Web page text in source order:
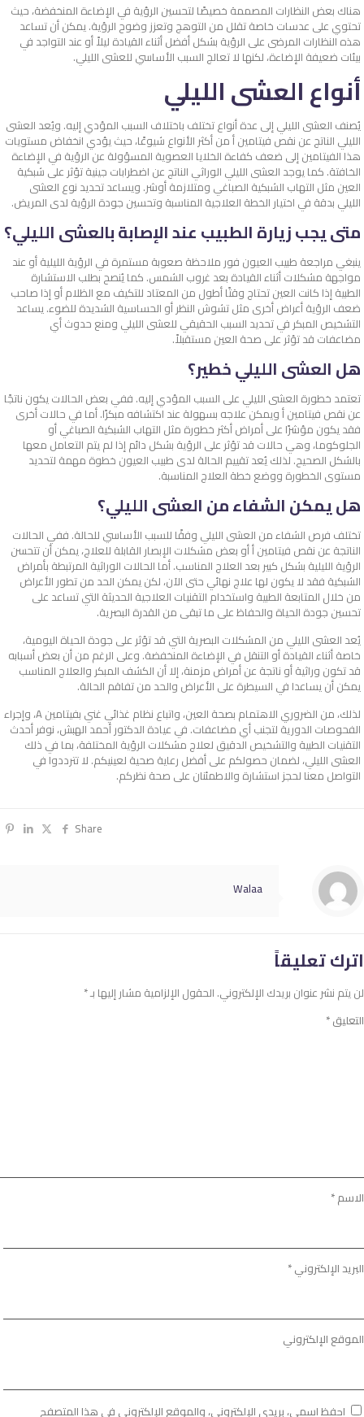
هناك بعض النظارات المصممة خصيصًا لتحسين الرؤية في الإضاءة المنخفضة، حيث
تحتوي على عدسات خاصة تقلل من التوهج وتعزز وضوح الرؤية. يمكن أن تساعد
هذه النظارات المرضى على الرؤية بشكل أفضل أثناء القيادة ليلاً أو عند التواجد في
بيئات ضعيفة الإضاءة، لكنها لا تعالج السبب الأساسي للعشى الليلي.
أنواع العشى الليلي
يُصنف العشى الليلي إلى عدة أنواع تختلف باختلاف السبب المؤدي إليه. ويُعد العشى
الليلي الناتج عن نقص فيتامين أ من أكثر الأنواع شيوعًا، حيث يؤدي انخفاض مستويات
هذا الفيتامين إلى ضعف كفاءة الخلايا العصوية المسؤولة عن الرؤية في الإضاءة
الخافتة. كما يوجد العشى الليلي الوراثي الناتج عن اضطرابات جينية تؤثر على شبكية
العين مثل التهاب الشبكية الصباغي ومتلازمة أوشر. ويساعد تحديد نوع العشى
الليلي بدقة في اختيار الخطة العلاجية المناسبة وتحسين جودة الرؤية لدى المريض.
متى يجب زيارة الطبيب عند الإصابة بالعشى الليلي؟
ينبغي مراجعة طبيب العيون فور ملاحظة صعوبة مستمرة في الرؤية الليلية أو عند
مواجهة مشكلات أثناء القيادة بعد غروب الشمس. كما يُنصح بطلب الاستشارة
الطبية إذا كانت العين تحتاج وقتًا أطول من المعتاد للتكيف مع الظلام أو إذا صاحب
ضعف الرؤية أعراض أخرى مثل تشوش النظر أو الحساسية الشديدة للضوء. يساعد
التشخيص المبكر في تحديد السبب الحقيقي للعشى الليلي ومنع حدوث أي
مضاعفات قد تؤثر على صحة العين مستقبلاً.
هل العشى الليلي خطير؟
تعتمد خطورة العشى الليلي على السبب المؤدي إليه. ففي بعض الحالات يكون ناتجًا
عن نقص فيتامين أ ويمكن علاجه بسهولة عند اكتشافه مبكرًا. أما في حالات أخرى
فقد يكون مؤشرًا على أمراض أكثر خطورة مثل التهاب الشبكية الصباغي أو
الجلوكوما، وهي حالات قد تؤثر على الرؤية بشكل دائم إذا لم يتم التعامل معها
بالشكل الصحيح. لذلك يُعد تقييم الحالة لدى طبيب العيون خطوة مهمة لتحديد
مستوى الخطورة ووضع خطة العلاج المناسبة.
هل يمكن الشفاء من العشى الليلي؟
تختلف فرص الشفاء من العشى الليلي وفقًا للسبب الأساسي للحالة. ففي الحالات
الناتجة عن نقص فيتامين أ أو بعض مشكلات الإبصار القابلة للعلاج، يمكن أن تتحسن
الرؤية الليلية بشكل كبير بعد العلاج المناسب. أما الحالات الوراثية المرتبطة بأمراض
الشبكية فقد لا يكون لها علاج نهائي حتى الآن، لكن يمكن الحد من تطور الأعراض
من خلال المتابعة الطبية واستخدام التقنيات العلاجية الحديثة التي تساعد على
تحسين جودة الحياة والحفاظ على ما تبقى من القدرة البصرية.
يُعد العشى الليلي من المشكلات البصرية التي قد تؤثر على جودة الحياة اليومية،
خاصة أثناء القيادة أو التنقل في الإضاءة المنخفضة. وعلى الرغم من أن بعض أسبابه
قد تكون وراثية أو ناتجة عن أمراض مزمنة، إلا أن الكشف المبكر والعلاج المناسب
يمكن أن يساعدا في السيطرة على الأعراض والحد من تفاقم الحالة.
لذلك، من الضروري الاهتمام بصحة العين، واتباع نظام غذائي غني بفيتامين A، وإجراء
الفحوصات الدورية لتجنب أي مضاعفات. في عيادة الدكتور أحمد الهبش، نوفر أحدث
التقنيات الطبية والتشخيص الدقيق لعلاج مشكلات الرؤية المختلفة، بما في ذلك
العشى الليلي، لضمان حصولكم على أفضل رعاية صحية لعينيكم. لا تترددوا في
التواصل معنا لحجز استشارة والاطمئنان على صحة نظركم.
Share
Walaa
اترك تعليقاً
لن يتم نشر عنوان بريدك الإلكتروني. الحقول الإلزامية مشار إليها بـ*
التعليق*
الاسم*
البريد الإلكتروني*
الموقع الإلكتروني
احفظ اسمي، بريدي الإلكتروني، والموقع الإلكتروني في هذا المتصفح